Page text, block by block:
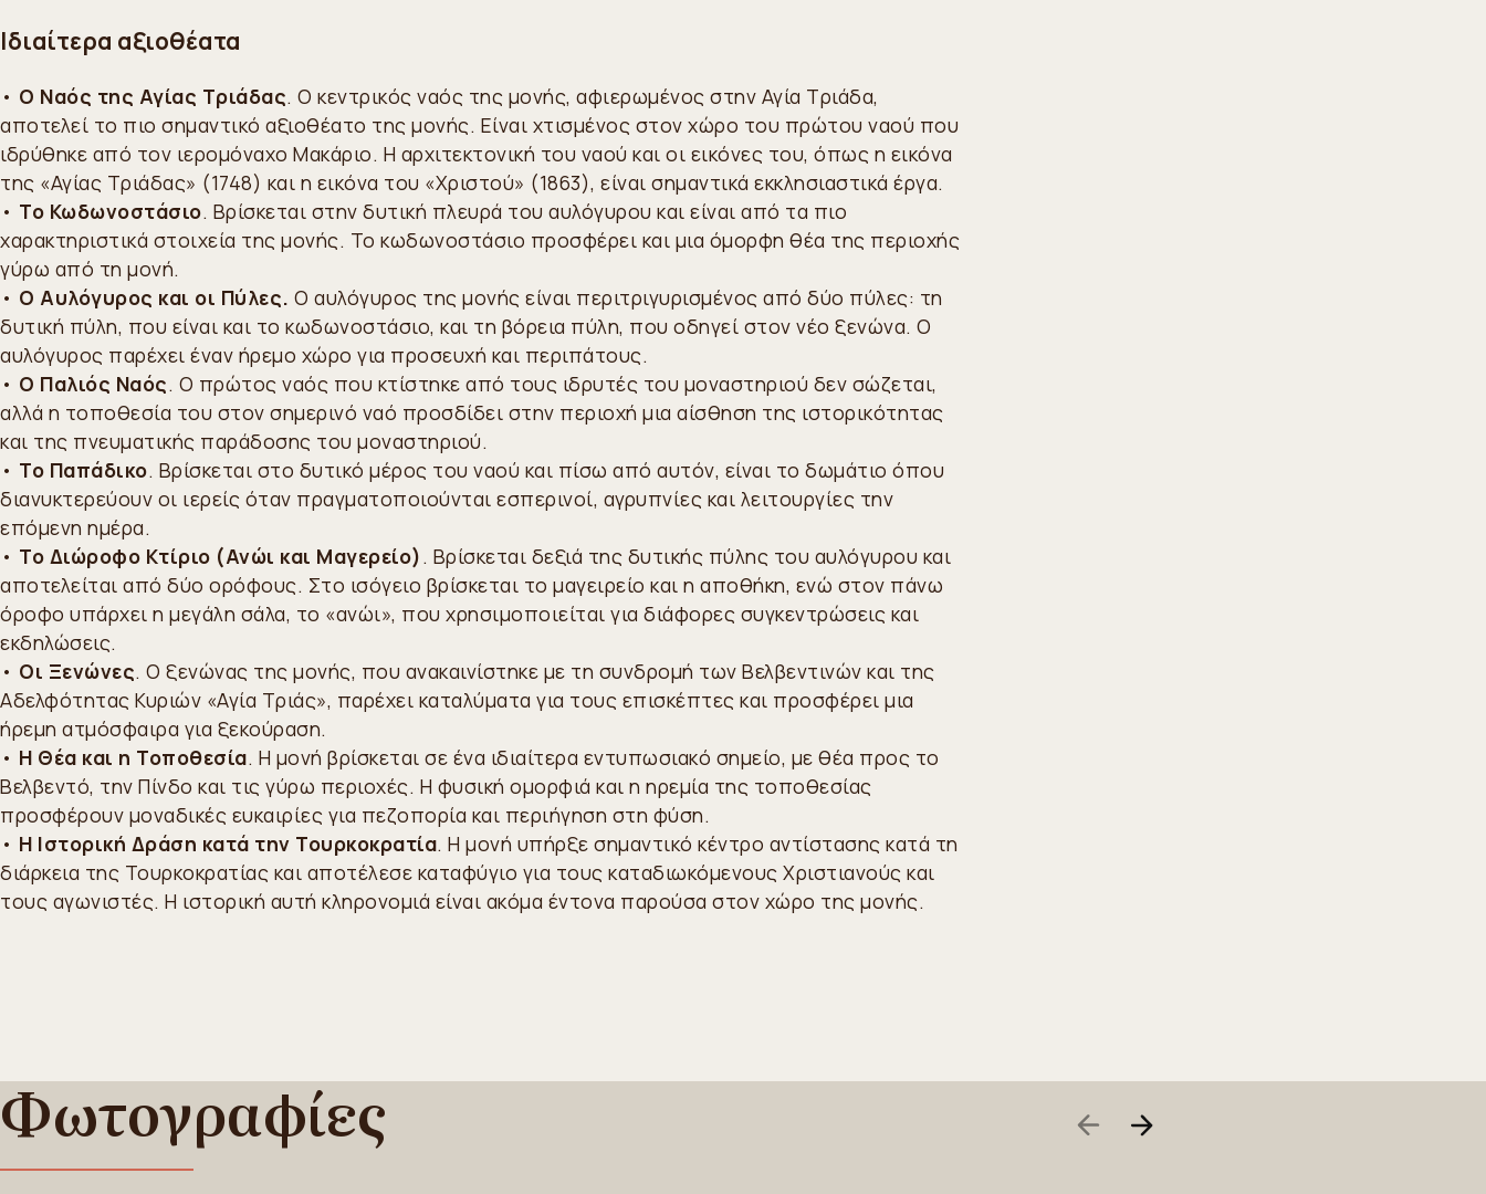
Ιδιαίτερα αξιοθέατα
• Ο Ναός της Αγίας Τριάδας. Ο κεντρικός ναός της μονής, αφιερωμένος στην Αγία Τριάδα,
αποτελεί το πιο σημαντικό αξιοθέατο της μονής. Είναι χτισμένος στον χώρο του πρώτου ναού που
ιδρύθηκε από τον ιερομόναχο Μακάριο. Η αρχιτεκτονική του ναού και οι εικόνες του, όπως η εικόνα
της «Αγίας Τριάδας» (1748) και η εικόνα του «Χριστού» (1863), είναι σημαντικά εκκλησιαστικά έργα.
• Το Κωδωνοστάσιο. Βρίσκεται στην δυτική πλευρά του αυλόγυρου και είναι από τα πιο
χαρακτηριστικά στοιχεία της μονής. Το κωδωνοστάσιο προσφέρει και μια όμορφη θέα της περιοχής
γύρω από τη μονή.
• Ο Αυλόγυρος και οι Πύλες. Ο αυλόγυρος της μονής είναι περιτριγυρισμένος από δύο πύλες: τη
δυτική πύλη, που είναι και το κωδωνοστάσιο, και τη βόρεια πύλη, που οδηγεί στον νέο ξενώνα. Ο
αυλόγυρος παρέχει έναν ήρεμο χώρο για προσευχή και περιπάτους.
• Ο Παλιός Ναός. Ο πρώτος ναός που κτίστηκε από τους ιδρυτές του μοναστηριού δεν σώζεται,
αλλά η τοποθεσία του στον σημερινό ναό προσδίδει στην περιοχή μια αίσθηση της ιστορικότητας
και της πνευματικής παράδοσης του μοναστηριού.
• Το Παπάδικο. Βρίσκεται στο δυτικό μέρος του ναού και πίσω από αυτόν, είναι το δωμάτιο όπου
διανυκτερεύουν οι ιερείς όταν πραγματοποιούνται εσπερινοί, αγρυπνίες και λειτουργίες την
επόμενη ημέρα.
• Το Διώροφο Κτίριο (Ανώι και Μαγερείο) . Βρίσκεται δεξιά της δυτικής πύλης του αυλόγυρου και
αποτελείται από δύο ορόφους. Στο ισόγειο βρίσκεται το μαγειρείο και η αποθήκη, ενώ στον πάνω
όροφο υπάρχει η μεγάλη σάλα, το «ανώι», που χρησιμοποιείται για διάφορες συγκεντρώσεις και
εκδηλώσεις.
• Οι Ξενώνες. Ο ξενώνας της μονής, που ανακαινίστηκε με τη συνδρομή των Βελβεντινών και της
Αδελφότητας Κυριών «Αγία Τριάς», παρέχει καταλύματα για τους επισκέπτες και προσφέρει μια
ήρεμη ατμόσφαιρα για ξεκούραση.
• Η Θέα και η Τοποθεσία. Η μονή βρίσκεται σε ένα ιδιαίτερα εντυπωσιακό σημείο, με θέα προς το
Βελβεντό, την Πίνδο και τις γύρω περιοχές. Η φυσική ομορφιά και η ηρεμία της τοποθεσίας
προσφέρουν μοναδικές ευκαιρίες για πεζοπορία και περιήγηση στη φύση.
• Η Ιστορική Δράση κατά την Τουρκοκρατία. Η μονή υπήρξε σημαντικό κέντρο αντίστασης κατά τη
διάρκεια της Τουρκοκρατίας και αποτέλεσε καταφύγιο για τους καταδιωκόμενους Χριστιανούς και
τους αγωνιστές. Η ιστορική αυτή κληρονομιά είναι ακόμα έντονα παρούσα στον χώρο της μονής.
Φωτογραφίες